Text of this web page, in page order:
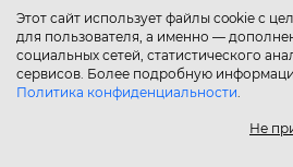
Этот сайт использует файлы cookie с
для пользователя, а именно —
социальных сетей, статистического
сервисов. Более подробную
Политика конфиденциальности.
Не